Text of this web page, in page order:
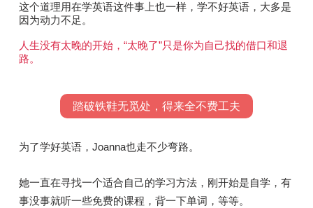
这个道理用在学英语这件事上也一样，学不好英语，大多是
因为动力不足。
人生没有太晚的开始，“太晚了”只是你为自己找的借口和退
路。
踏破铁鞋无觅处，得来全不费工夫
为了学好英语，Joanna也走不少弯路。
她一直在寻找一个适合自己的学习方法，刚开始是自学，有
事没事就听一些免费的课程，背一下单词，等等。